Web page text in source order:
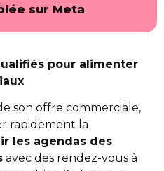
sur Meta
pour alimenter
son offre commerciale,
rapidement la
les agendas des
avec des rendez-vous à